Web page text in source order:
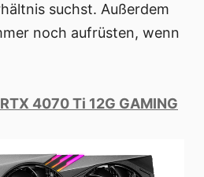
suchst. Außerdem
noch aufrüsten, wenn
4070 Ti 12G GAMING